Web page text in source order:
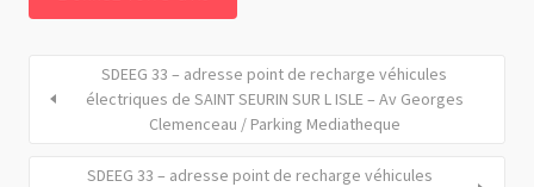
SDEEG 33 – adresse point de recharge véhicules
électriques de SAINT SEURIN SUR L ISLE – Av Georges
Clemenceau / Parking Mediatheque
SDEEG 33 – adresse point de recharge véhicules